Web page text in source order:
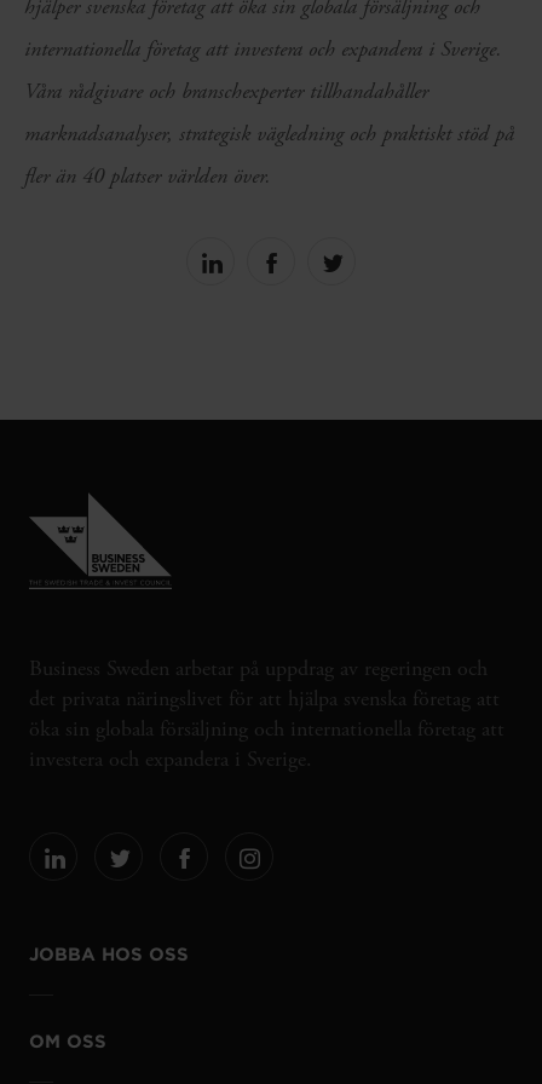
hjälper svenska företag att öka sin globala försäljning och
internationella företag att investera och expandera i Sverige.
Våra rådgivare och branschexperter tillhandahåller
marknadsanalyser, strategisk vägledning och praktiskt stöd på
fler än 40 platser världen över.
Share
Share
Share
Business Sweden arbetar på uppdrag av regeringen och
det privata näringslivet för att hjälpa svenska företag att
öka sin globala försäljning och internationella företag att
investera och expandera i Sverige.
JOBBA HOS OSS
OM OSS